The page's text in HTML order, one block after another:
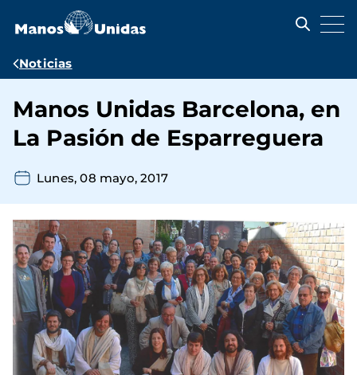
contenido
Ruta
navegación
Noticias
Manos Unidas Barcelona, en
La Pasión de Esparreguera
Lunes, 08 mayo, 2017